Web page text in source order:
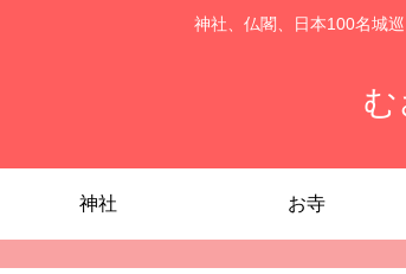
神社、仏閣、日本100名城
む
神社 お寺